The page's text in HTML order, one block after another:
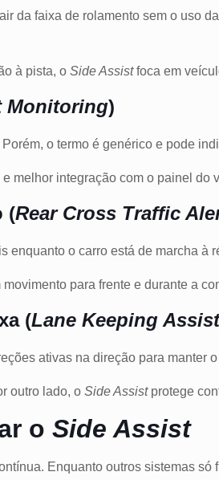
da faixa de rolamento sem o uso
à pista, oSide Assistfoca em
Monitoring)
o termo é genérico e pode
melhor integração com o painel
(Rear Cross Traffic
o carro está de marcha
para frente e durante a
(Lane Keeping
ativas na direção para manter
outro lado, oSide Assistprotege
oSide Assist
Enquanto outros sistemas